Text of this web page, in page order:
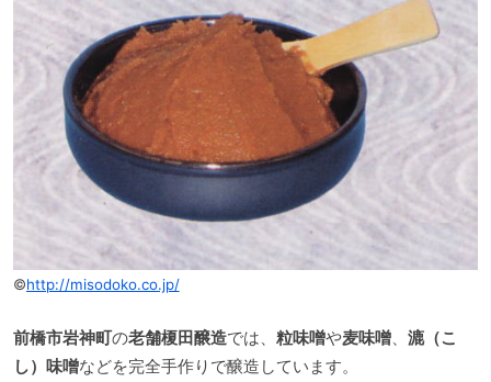
©http://misodoko.co.jp/
前橋市岩神町の老舗榎田醸造では、 粒味噌や麦味噌、 漉（こ
し）味噌などを完全手作りで醸造しています。